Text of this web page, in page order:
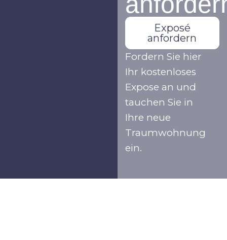
Exposé
anfordern
Fordern Sie hier
Ihr kostenloses
Expose an und
tauchen Sie in
Ihre neue
Traumwohnung
ein.